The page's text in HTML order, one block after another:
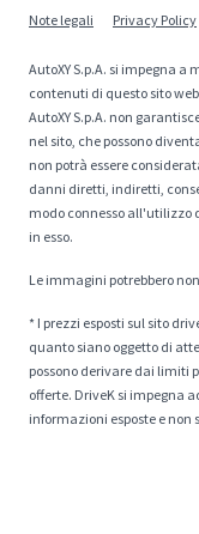
Note legali Privacy Policy
AutoXY S.p.A. si impegna
contenuti di questo sito
AutoXY S.p.A. non
nel sito, che possono
non potrà essere
danni diretti, indiretti,
modo connesso all'utilizzo
in esso.
Le immagini potrebbero
* I prezzi esposti sul sito
quanto siano oggetto di
possono derivare dai limiti
offerte. DriveK si impegna
informazioni esposte e